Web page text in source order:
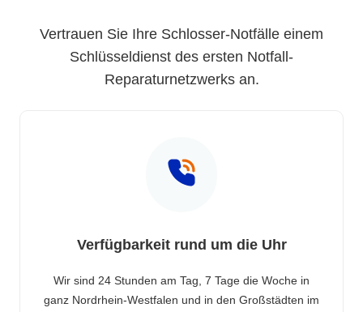
Vertrauen Sie Ihre Schlosser-Notfälle einem
Schlüsseldienst des ersten Notfall-
Reparaturnetzwerks an.
Verfügbarkeit rund um die Uhr
Wir sind 24 Stunden am Tag, 7 Tage die Woche in
ganz Nordrhein-Westfalen und in den Großstädten im